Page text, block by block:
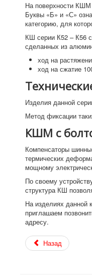
На поверхности КШМ
Буквы «Б» и «С»
категорию, для
КШ серии К52 – К56
сделанных из
ход на
ход на сжатие
Изделия данной
Метод фиксации
КШМ с
Компенсаторы
термических
мощному
По своему
структура КШ
На изделиях данной
приглашаем
адресу.
Назад